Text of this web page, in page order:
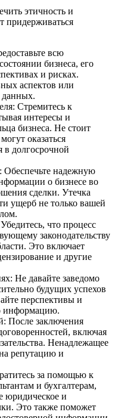
этичность и
придерживаться
всю
бизнеса, его
и рисках.
аспектов или
данных.
Стремитесь к
интересы и
бизнеса. Не стоит
оказаться
в долгосрочной
Обеспечьте надежную
о бизнесе во
сделки. Утечка
ущерб не только вашей
что процесс
законодательству
Это включает
и другие
Не давайте заведомо
будущих успехов
перспективы и
информацию.
После заключения
включая
Ненадлежащее
репутацию и
за помощью к
и бухгалтерам,
юридическое и
Это также поможет